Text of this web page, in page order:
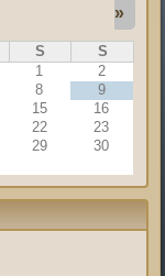
»
S
S
1
2
8
9
15
16
22
23
29
30